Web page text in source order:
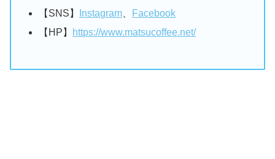
【SNS】
Instagram
Facebook
【HP】
https://www.matsucoffee.net/